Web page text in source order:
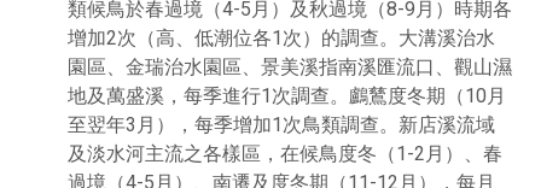
類候鳥於春過境（4-5月）及秋過境（8-9月）時期各
增加2次（高、低潮位各1次）的調查。大溝溪治水
園區、金瑞治水園區、景美溪指南溪匯流口、觀山濕
地及萬盛溪，每季進行1次調查。鸕鶿度冬期（10月
至翌年3月），每季增加1次鳥類調查。新店溪流域
及淡水河主流之各樣區，在候鳥度冬（1-2月）、春
過境（4-5月）、南遷及度冬期（11-12月），每月